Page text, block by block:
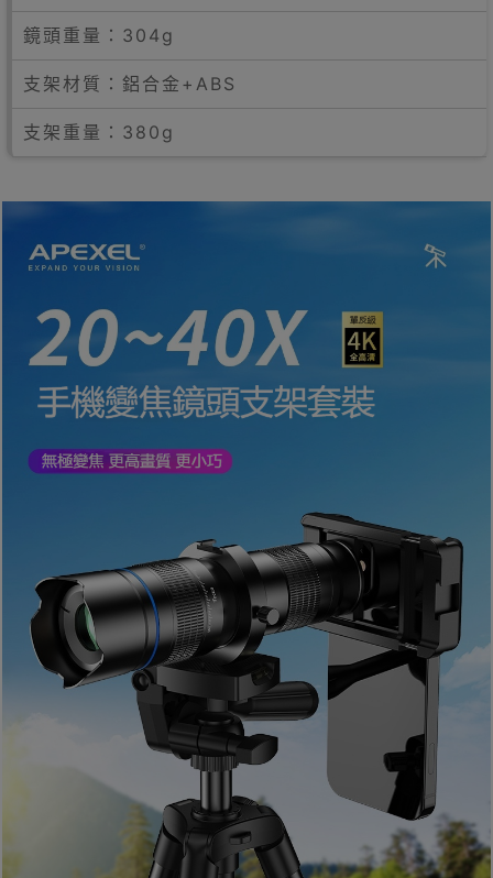
鏡頭重量：304g
支架材質：鋁合金+ABS
支架重量：380g